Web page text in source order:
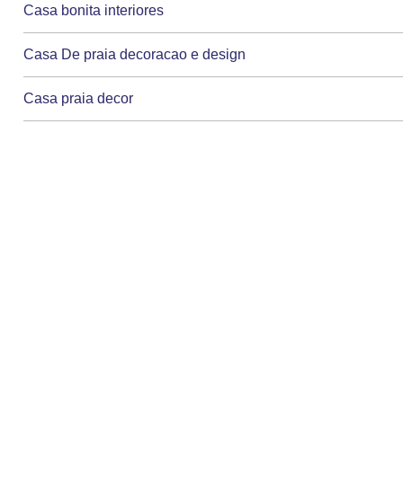
Casa bonita interiores
Casa De praia decoracao e design
Casa praia decor